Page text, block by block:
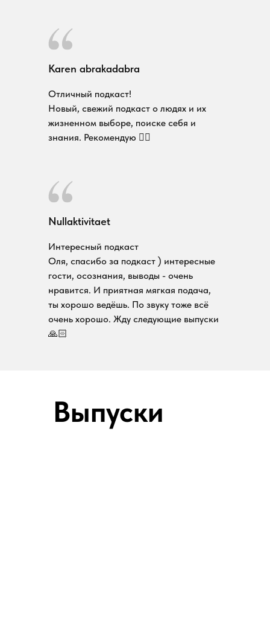
Karen abrakadabra
Отличный подкаст!
Новый, свежий подкаст о людях и их
жизненном выборе, поиске себя и
знания. Рекомендую 👌🏻
Nullaktivitaet
Интересный подкаст
Оля, спасибо за подкаст ) интересные
гости, осознания, выводы - очень
нравится. И приятная мягкая подача,
ты хорошо ведёшь. По звуку тоже всё
очень хорошо. Жду следующие выпуски
🙏🏻
Выпуски